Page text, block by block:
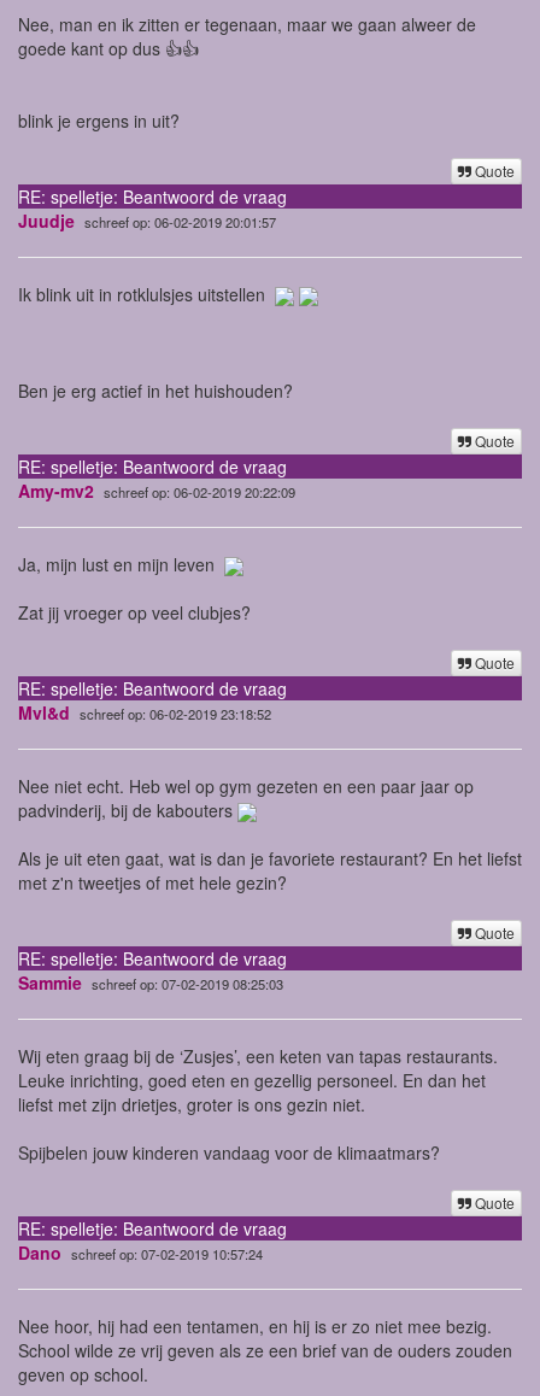
Nee, man en ik zitten er tegenaan, maar we gaan alweer de
goede kant op dus 👍👍
blink je ergens in uit?
Quote
RE: spelletje: Beantwoord de vraag
Juudje schreef op: 06-02-2019 20:01:57
Ik blink uit in rotklulsjes uitstellen
Ben je erg actief in het huishouden?
Quote
RE: spelletje: Beantwoord de vraag
Amy-mv2 schreef op: 06-02-2019 20:22:09
Ja, mijn lust en mijn leven
Zat jij vroeger op veel clubjes?
Quote
RE: spelletje: Beantwoord de vraag
Mvl&d schreef op: 06-02-2019 23:18:52
Nee niet echt. Heb wel op gym gezeten en een paar jaar op
padvinderij, bij de kabouters
Als je uit eten gaat, wat is dan je favoriete restaurant? En het liefst
met z'n tweetjes of met hele gezin?
Quote
RE: spelletje: Beantwoord de vraag
Sammie schreef op: 07-02-2019 08:25:03
Wij eten graag bij de ‘Zusjes’, een keten van tapas restaurants.
Leuke inrichting, goed eten en gezellig personeel. En dan het
liefst met zijn drietjes, groter is ons gezin niet.
Spijbelen jouw kinderen vandaag voor de klimaatmars?
Quote
RE: spelletje: Beantwoord de vraag
Dano schreef op: 07-02-2019 10:57:24
Nee hoor, hij had een tentamen, en hij is er zo niet mee bezig.
School wilde ze vrij geven als ze een brief van de ouders zouden
geven op school.